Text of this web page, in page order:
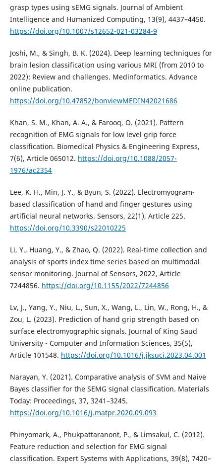
grasp types using sEMG signals. Journal of Ambient
Intelligence and Humanized Computing, 13(9), 4437–4450.
https://doi.org/10.1007/s12652-021-03284-9
Joshi, M., & Singh, B. K. (2024). Deep learning techniques for
brain lesion classification using various MRI (from 2010 to
2022): Review and challenges. Medinformatics. Advance
online publication.
https://doi.org/10.47852/bonviewMEDIN42021686
Khan, S. M., Khan, A. A., & Farooq, O. (2021). Pattern
recognition of EMG signals for low level grip force
classification. Biomedical Physics & Engineering Express,
7(6), Article 065012. https://doi.org/10.1088/2057-
1976/ac2354
Lee, K. H., Min, J. Y., & Byun, S. (2022). Electromyogram-
based classification of hand and finger gestures using
artificial neural networks. Sensors, 22(1), Article 225.
https://doi.org/10.3390/s22010225
Li, Y., Huang, Y., & Zhao, Q. (2022). Real-time collection and
analysis of sports index time series based on multimodal
sensor monitoring. Journal of Sensors, 2022, Article
7244856. https://doi.org/10.1155/2022/7244856
Lv, J., Yang, Y., Niu, L., Sun, X., Wang, L., Lin, W., Rong, H., &
Zou, L. (2023). Prediction of hand grip strength based on
surface electromyographic signals. Journal of King Saud
University - Computer and Information Sciences, 35(5),
Article 101548. https://doi.org/10.1016/j.jksuci.2023.04.001
Narayan, Y. (2021). Comparative analysis of SVM and Naive
Bayes classifier for the SEMG signal classification. Materials
Today: Proceedings, 37, 3241–3245.
https://doi.org/10.1016/j.matpr.2020.09.093
Phinyomark, A., Phukpattaranont, P., & Limsakul, C. (2012).
Feature reduction and selection for EMG signal
classification. Expert Systems with Applications, 39(8), 7420–